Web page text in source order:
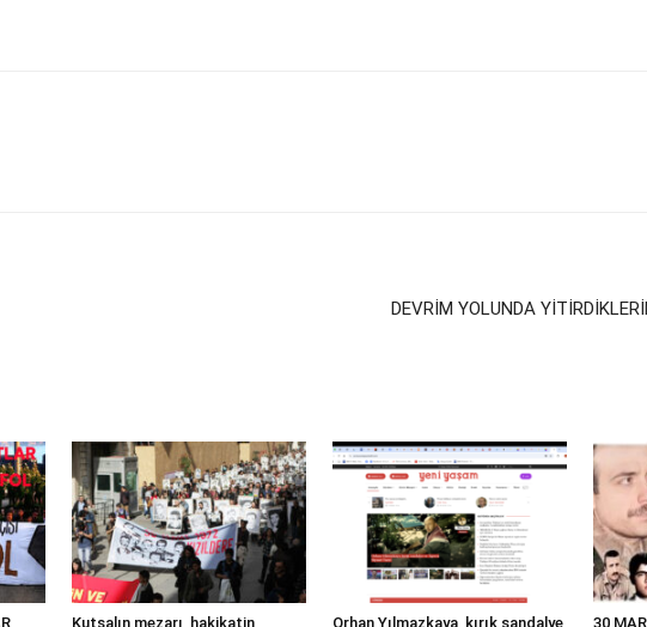
DEVRİM YOLUNDA
Kutsalın mezarı, hakikatin Orhan Yılmazkaya, kırık sandalye 30